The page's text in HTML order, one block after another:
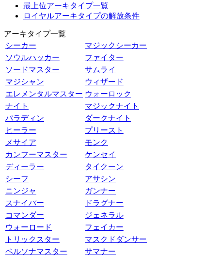
最上位アーキタイプ一覧
ロイヤルアーキタイプの解放条件
アーキタイプ一覧
シーカー
マジックシーカー
ソウルハッカー
ファイター
ソードマスター
サムライ
マジシャン
ウィザード
エレメンタルマスター ウォーロック
ナイト
マジックナイト
パラディン
ダークナイト
ヒーラー
プリースト
メサイア
モンク
カンフーマスター
ケンセイ
ディーラー
タイクーン
シーフ
アサシン
ニンジャ
ガンナー
スナイパー
ドラグナー
コマンダー
ジェネラル
ウォーロード
フェイカー
トリックスター
マスクドダンサー
ペルソナマスター
サマナー